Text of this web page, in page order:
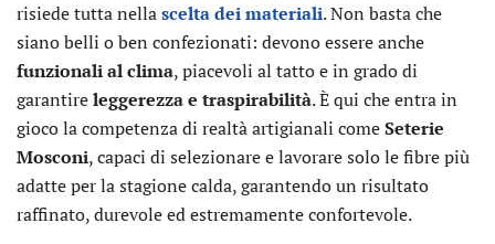
risiede tutta nellascelta dei materiali. Non basta che
siano belli o ben confezionati: devono essere anche
funzionali al clima, piacevoli al tatto e in grado di
garantireleggerezza e traspirabilità. È qui che entra in
gioco la competenza di realtà artigianali comeSeterie
Mosconi, capaci di selezionare e lavorare solo le fibre più
adatte per la stagione calda, garantendo un risultato
raffinato, durevole ed estremamente confortevole.